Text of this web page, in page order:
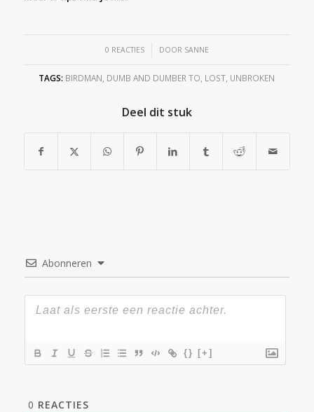
0 REACTIES
/ DOOR SANNE
TAGS: BIRDMAN DUMB AND DUMBER TO LOST UNBROKEN
Deel dit stuk
Abonneren
{} [+]
0 REACTIES